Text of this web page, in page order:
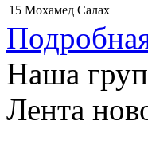
15 Мохамед Салах
Наша
Лента